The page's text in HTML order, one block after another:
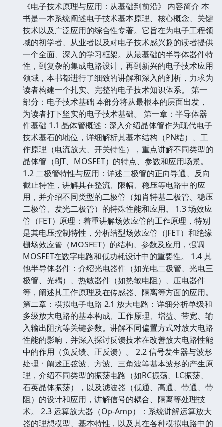
《电子技术原理与应用：从基础到前沿》 内容简介 本
书是一本系统阐述电子技术基本原理、核心概念、关键
技术以及广泛应用的综合性专著。它旨在为电子工程领
域的初学者、从业者以及对电子技术感兴趣的读者提供
一个全面、深入的学习框架。从最基础的半导体器件特
性，到复杂的集成电路设计，再到新兴的电子技术应用
领域，本书都进行了细致的讲解和深入的剖析，力求为
读者构建一个扎实、完整的电子技术知识体系。 第一
部分：电子技术基础 本部分将从最根本的层面出发，
为读者打下坚实的电子技术基础。 第一章：半导体器
件基础 1.1 晶体管概述：深入介绍晶体管作为现代电子
技术基石的地位，详细解析其基本结构（PN结）、工
作原理（电流放大、开关特性），重点讲解不同类型的
晶体管（BJT、MOSFET）的特点、参数和应用场景。
1.2 二极管特性与应用：详述二极管的正向导通、反向
截止特性，讲解其在整流、限幅、稳压等电路中的应
用，并介绍不同类型的二极管（如肖特基二极管、稳压
二极管、发光二极管）的特殊性能和应用。 1.3 场效应
管（FET）原理：着重讲解场效应管的工作原理，特别
是其电压控制特性，分析结型场效应管（JFET）和绝缘
栅场效应管（MOSFET）的结构、参数及应用，强调
MOSFET在数字电路和低功耗设计中的重要性。 1.4 其
他半导体器件：介绍光电器件（如光电二极管、光电三
极管、光耦）、热敏器件（如热敏电阻）、压电器件
等，阐述其工作原理及在传感器、隔离等方面的应用。
第二章：模拟电子电路 2.1 放大电路：详细分析单级和
多级放大电路的基本构成、工作原理、增益、带宽、输
入输出阻抗等关键参数。讲解不同偏置方式对放大电路
性能的影响，并深入探讨反馈技术在改善放大电路性能
中的作用（负反馈、正反馈）。 2.2 信号发生器与波形
处理：阐述正弦波、方波、三角波等基本波形的产生原
理，介绍不同类型的振荡电路（如RC振荡、LC振荡、
石英晶体振荡），以及滤波器（低通、高通、带通、带
阻）的设计和应用，讲解信号的耦合、隔离等处理技
术。 2.3 运算放大器（Op-Amp）：系统讲解运算放大
器的理想模型、基本特性，以及其在各种模拟电路中的